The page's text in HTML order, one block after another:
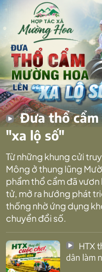
Đưa thổ cẩm
"xa lộ số"
Từ những khung cửi
Mông ở thung lũng
phẩm thổ cẩm đã
tử, mở ra hướng phát
thống nhờ ứng dụng
chuyển đổi số.
dân làm